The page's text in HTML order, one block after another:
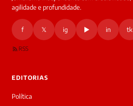
agilidade e profundidade.
f 𝕏 ig ▶ in tk
RSS
EDITORIAS
Política